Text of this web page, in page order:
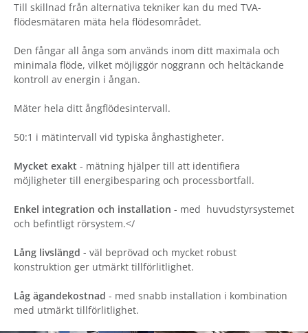
Till skillnad från alternativa tekniker kan du med TVA-
flödesmätaren mäta hela flödesområdet.
Den fångar all ånga som används inom ditt maximala och
minimala flöde, vilket möjliggör noggrann och heltäckande
kontroll av energin i ångan.
Mäter hela ditt ångflödesintervall.
50:1 i mätintervall vid typiska ånghastigheter.
Mycket exakt - mätning hjälper till att identifiera
möjligheter till energibesparing och processbortfall.
Enkel integration och installation - med huvudstyrsystemet
och befintligt rörsystem.</
Lång livslängd - väl beprövad och mycket robust
konstruktion ger utmärkt tillförlitlighet.
Låg ägandekostnad - med snabb installation i kombination
med utmärkt tillförlitlighet.